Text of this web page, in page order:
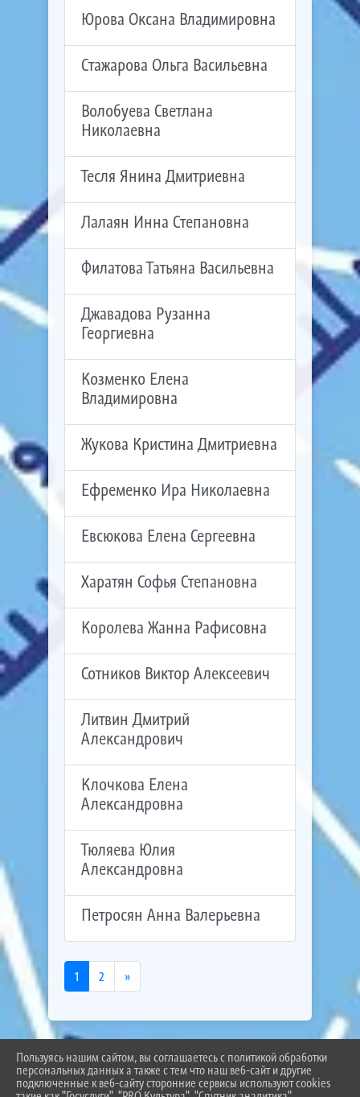
Юрова Оксана Владимировна
Стажарова Ольга Васильевна
Волобуева Светлана
Николаевна
Тесля Янина Дмитриевна
Лалаян Инна Степановна
Филатова Татьяна Васильевна
Джавадова Рузанна
Георгиевна
Козменко Елена
Владимировна
Жукова Кристина Дмитриевна
Ефременко Ира Николаевна
Евсюкова Елена Сергеевна
Харатян Софья Степановна
Королева Жанна Рафисовна
Сотников Виктор Алексеевич
Литвин Дмитрий
Александрович
Клочкова Елена
Александровна
Тюляева Юлия
Александровна
Петросян Анна Валерьевна
1 2 »
2026 Г. BEL-SCHOOL3.RU
ВХОД
Пользуясь нашим сайтом, вы соглашаетесь с политикой обработки
персональных данных а также с тем что наш веб-сайт и другие
подключенные к веб-сайту сторонние сервисы используют cookies